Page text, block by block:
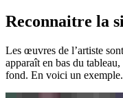
Reconnaitre la
Les œuvres de l’artiste
apparaît en bas du
fond. En voici un exemple.